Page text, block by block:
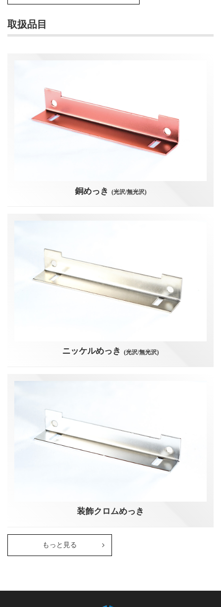
取扱品目
銅めっき (光沢/無光沢)
ニッケルめっき (光沢/無光沢)
装飾クロムめっき
もっと見る